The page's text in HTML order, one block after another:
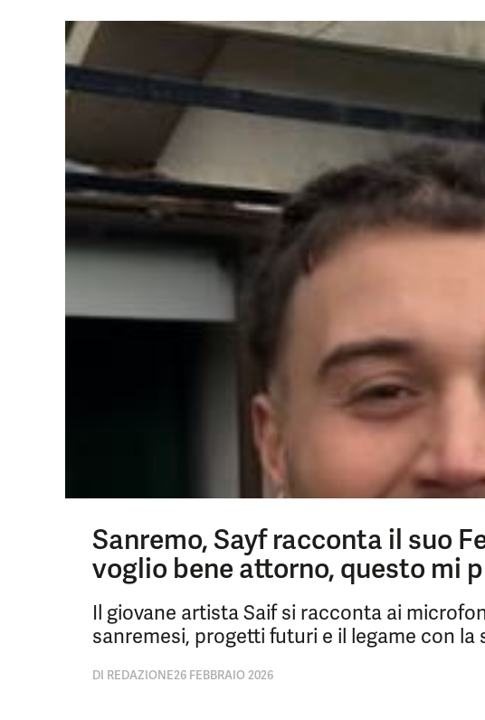
Sanremo, Sayf racconta il suo
voglio bene attorno, questo mi
Il giovane artista Saif si racconta ai
sanremesi, progetti futuri e il legame con la
DI REDAZIONE26 FEBBRAIO 2026